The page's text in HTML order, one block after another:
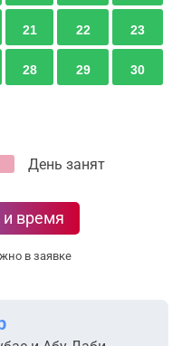
21 22 23
28 29 30
День занят
время
в заявке